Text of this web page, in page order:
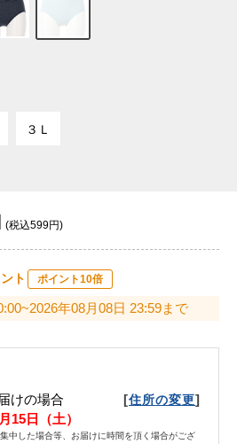
３Ｌ
(税込599円)
ト ポイント10倍
年08月08日 23:59まで
けの場合 [住所の変更]
15日（土）
中した場合等、お届けに時間を頂く場合がござ